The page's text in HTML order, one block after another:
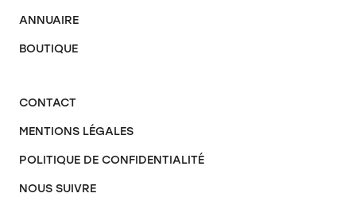
ANNUAIRE
BOUTIQUE
CONTACT
MENTIONS LÉGALES
POLITIQUE DE CONFIDENTIALITÉ
NOUS SUIVRE